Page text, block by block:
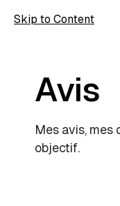
Skip to Content
wolfmic
Avis
Mes avis,
objectif.